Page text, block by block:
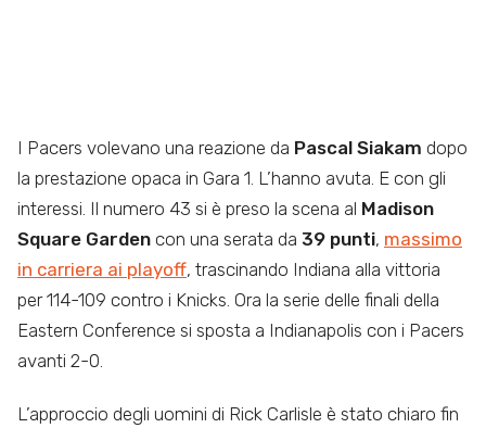
I Pacers volevano una reazione da Pascal Siakam dopo
la prestazione opaca in Gara 1. L’hanno avuta. E con gli
interessi. Il numero 43 si è preso la scena al Madison
Square Garden con una serata da 39 punti, massimo
in carriera ai playoff, trascinando Indiana alla vittoria
per 114-109 contro i Knicks. Ora la serie delle finali della
Eastern Conference si sposta a Indianapolis con i Pacers
avanti 2-0.
L’approccio degli uomini di Rick Carlisle è stato chiaro fin